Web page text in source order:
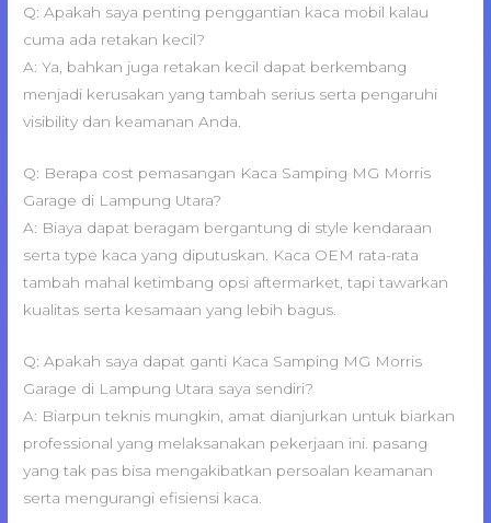
Q: Apakah saya penting penggantian kaca mobil kalau
cuma ada retakan kecil?
A: Ya, bahkan juga retakan kecil dapat berkembang
menjadi kerusakan yang tambah serius serta pengaruhi
visibility dan keamanan Anda.
Q: Berapa cost pemasangan Kaca Samping MG Morris
Garage di Lampung Utara?
A: Biaya dapat beragam bergantung di style kendaraan
serta type kaca yang diputuskan. Kaca OEM rata-rata
tambah mahal ketimbang opsi aftermarket, tapi tawarkan
kualitas serta kesamaan yang lebih bagus.
Q: Apakah saya dapat ganti Kaca Samping MG Morris
Garage di Lampung Utara saya sendiri?
A: Biarpun teknis mungkin, amat dianjurkan untuk biarkan
professional yang melaksanakan pekerjaan ini. pasang
yang tak pas bisa mengakibatkan persoalan keamanan
serta mengurangi efisiensi kaca.